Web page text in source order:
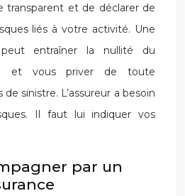
transparent et de déclarer de
liés à votre activité. Une
peut entraîner la nullité du
et vous priver de toute
sinistre. L’assureur a besoin
Il faut lui indiquer vos
par un